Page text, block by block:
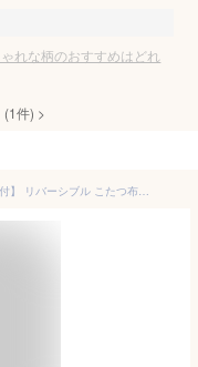
れな柄のおすすめはどれ
(1件) >
[P10倍10/15まで] 【1年保証&当店限定特典付】 リバーシブル こたつ布団 長方形 大判 ダイニングこたつ布団 掛け布団 ハイタイプ ダイニング 対応 185×215 195×245 230×250 240×280 洗える 丸洗い コタツ おしゃれ ランポア Lampoa